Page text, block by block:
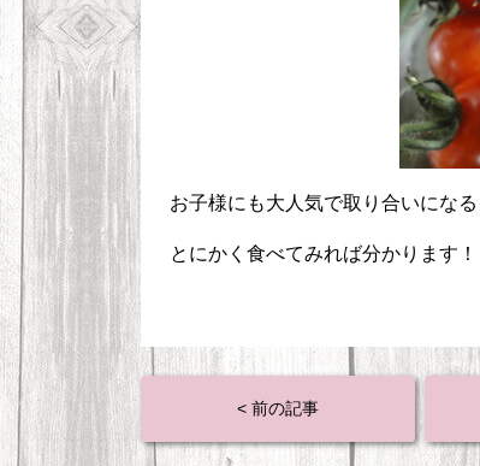
お子様にも大人気で取り合いになる
とにかく食べてみれば分かります！
< 前の記事